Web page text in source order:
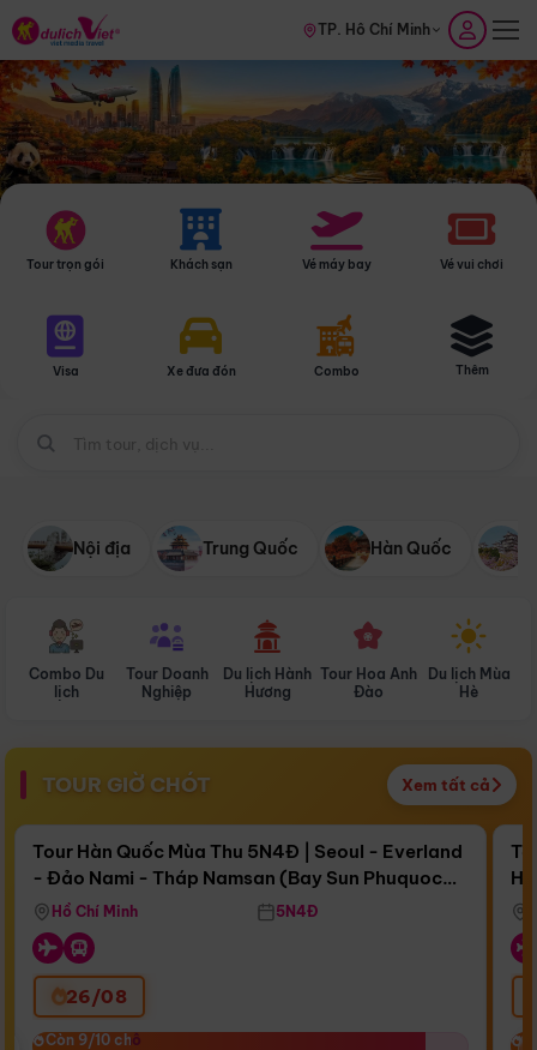
TP. Hồ Chí Minh
Tour trọn gói Khách sạn Vé máy bay Vé vui chơi
Visa Xe đưa đón Combo Thêm
Nội địa Trung Quốc Hàn Quốc
Combo Du
lịch
Tour Doanh
Nghiệp
Du lịch Hành
Hương
Tour Hoa Anh
Đào
Du lịch Mùa
Hè
TOUR GIỜ CHÓT Xem tất cả
Còn16 ngày 13:40:34
Bay Sun Phuquoc Airways
Điểm nổi bật
Tour Hàn Quốc Mùa Thu 5N4Đ | Seoul - Everland
- Đảo Nami - Tháp Namsan (Bay Sun Phuquoc
Airways)
Hồ Chí Minh 5N4Đ
26/08
Còn 9/10 chỗ
Còn 9/10 chỗ